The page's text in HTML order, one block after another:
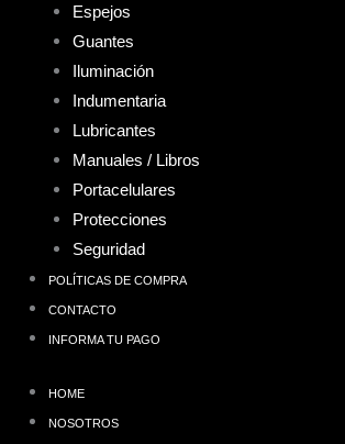
Espejos
Guantes
Iluminación
Indumentaria
Lubricantes
Manuales / Libros
Portacelulares
Protecciones
Seguridad
POLÍTICAS DE COMPRA
CONTACTO
INFORMA TU PAGO
HOME
NOSOTROS